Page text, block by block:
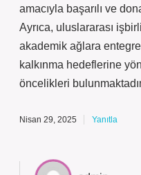
amacıyla başarılı ve
Ayrıca, uluslararası
akademik ağlara
kalkınma hedeflerine
öncelikleri
Nisan 29, 2025 Yanıtla